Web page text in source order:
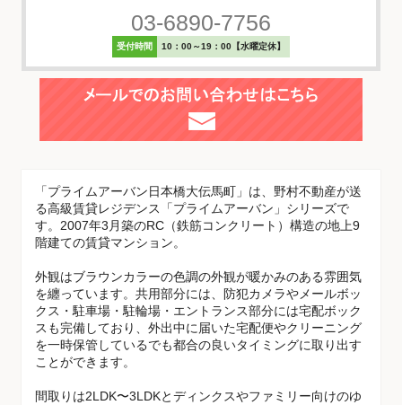
03-6890-7756
受付時間 10：00～19：00【水曜定休】
「プライムアーバン日本橋大伝馬町」は、野村不動産が送
る高級賃貸レジデンス「プライムアーバン」シリーズで
す。2007年3月築のRC（鉄筋コンクリート）構造の地上9
階建ての賃貸マンション。
外観はブラウンカラーの色調の外観が暖かみのある雰囲気
を纏っています。共用部分には、防犯カメラやメールボッ
クス・駐車場・駐輪場・エントランス部分には宅配ボック
スも完備しており、外出中に届いた宅配便やクリーニング
を一時保管しているでも都合の良いタイミングに取り出す
ことができます。
間取りは2LDK〜3LDKとディンクスやファミリー向けのゆ